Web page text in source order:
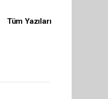
Tüm Yazıları